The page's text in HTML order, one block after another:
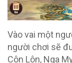
Vào vai một
người chơi sẽ
Côn Lôn, Nga